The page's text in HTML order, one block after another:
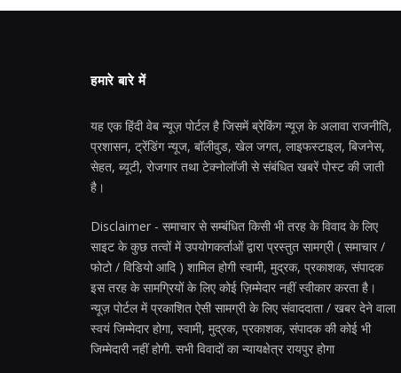
हमारे बारे में
यह एक हिंदी वेब न्यूज़ पोर्टल है जिसमें ब्रेकिंग न्यूज़ के अलावा राजनीति,
प्रशासन, ट्रेंडिंग न्यूज, बॉलीवुड, खेल जगत, लाइफस्टाइल, बिजनेस,
सेहत, ब्यूटी, रोजगार तथा टेक्नोलॉजी से संबंधित खबरें पोस्ट की जाती
है।
Disclaimer - समाचार से सम्बंधित किसी भी तरह के विवाद के लिए
साइट के कुछ तत्वों में उपयोगकर्ताओं द्वारा प्रस्तुत सामग्री ( समाचार /
फोटो / विडियो आदि ) शामिल होगी स्वामी, मुद्रक, प्रकाशक, संपादक
इस तरह के सामग्रियों के लिए कोई ज़िम्मेदार नहीं स्वीकार करता है।
न्यूज़ पोर्टल में प्रकाशित ऐसी सामग्री के लिए संवाददाता / खबर देने वाला
स्वयं जिम्मेदार होगा, स्वामी, मुद्रक, प्रकाशक, संपादक की कोई भी
जिम्मेदारी नहीं होगी. सभी विवादों का न्यायक्षेत्र रायपुर होगा